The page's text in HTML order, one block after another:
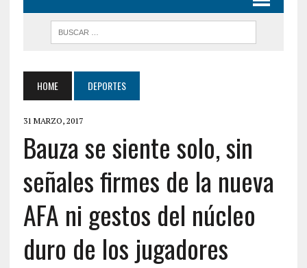
HOME DEPORTES
31 MARZO, 2017
Bauza se siente solo, sin
señales firmes de la nueva
AFA ni gestos del núcleo
duro de los jugadores